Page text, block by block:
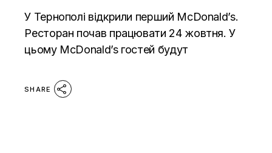
У Тернополі відкрили перший McDonald’s.
Ресторан почав працювати 24 жовтня. У
цьому McDonald’s гостей будут
SHARE